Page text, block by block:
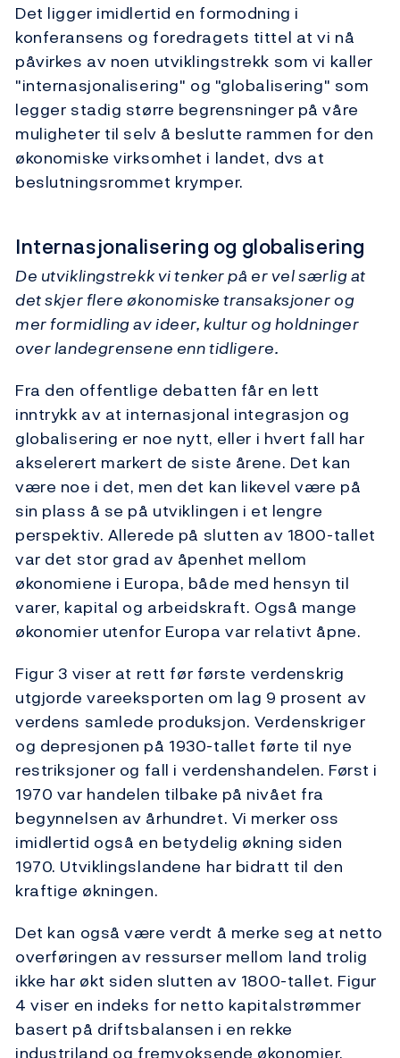
Det ligger imidlertid en formodning i
konferansens og foredragets tittel at vi nå
påvirkes av noen utviklingstrekk som vi kaller
"internasjonalisering" og "globalisering" som
legger stadig større begrensninger på våre
muligheter til selv å beslutte rammen for den
økonomiske virksomhet i landet, dvs at
beslutningsrommet krymper.
Internasjonalisering og globalisering
De utviklingstrekk vi tenker på er vel særlig at
det skjer flere økonomiske transaksjoner og
mer formidling av ideer, kultur og holdninger
over landegrensene enn tidligere.
Fra den offentlige debatten får en lett
inntrykk av at internasjonal integrasjon og
globalisering er noe nytt, eller i hvert fall har
akselerert markert de siste årene. Det kan
være noe i det, men det kan likevel være på
sin plass å se på utviklingen i et lengre
perspektiv. Allerede på slutten av 1800-tallet
var det stor grad av åpenhet mellom
økonomiene i Europa, både med hensyn til
varer, kapital og arbeidskraft. Også mange
økonomier utenfor Europa var relativt åpne.
Figur 3 viser at rett før første verdenskrig
utgjorde vareeksporten om lag 9 prosent av
verdens samlede produksjon. Verdenskriger
og depresjonen på 1930-tallet førte til nye
restriksjoner og fall i verdenshandelen. Først i
1970 var handelen tilbake på nivået fra
begynnelsen av århundret. Vi merker oss
imidlertid også en betydelig økning siden
1970. Utviklingslandene har bidratt til den
kraftige økningen.
Det kan også være verdt å merke seg at netto
overføringen av ressurser mellom land trolig
ikke har økt siden slutten av 1800-tallet. Figur
4 viser en indeks for netto kapitalstrømmer
basert på driftsbalansen i en rekke